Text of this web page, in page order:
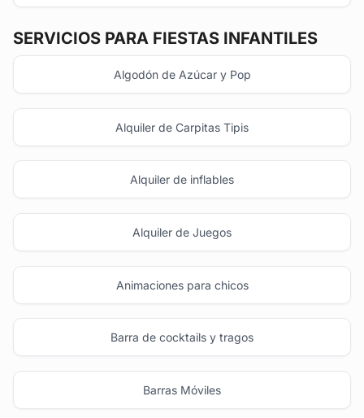
SERVICIOS PARA FIESTAS INFANTILES
Algodón de Azúcar y Pop
Alquiler de Carpitas Tipis
Alquiler de inflables
Alquiler de Juegos
Animaciones para chicos
Barra de cocktails y tragos
Barras Móviles